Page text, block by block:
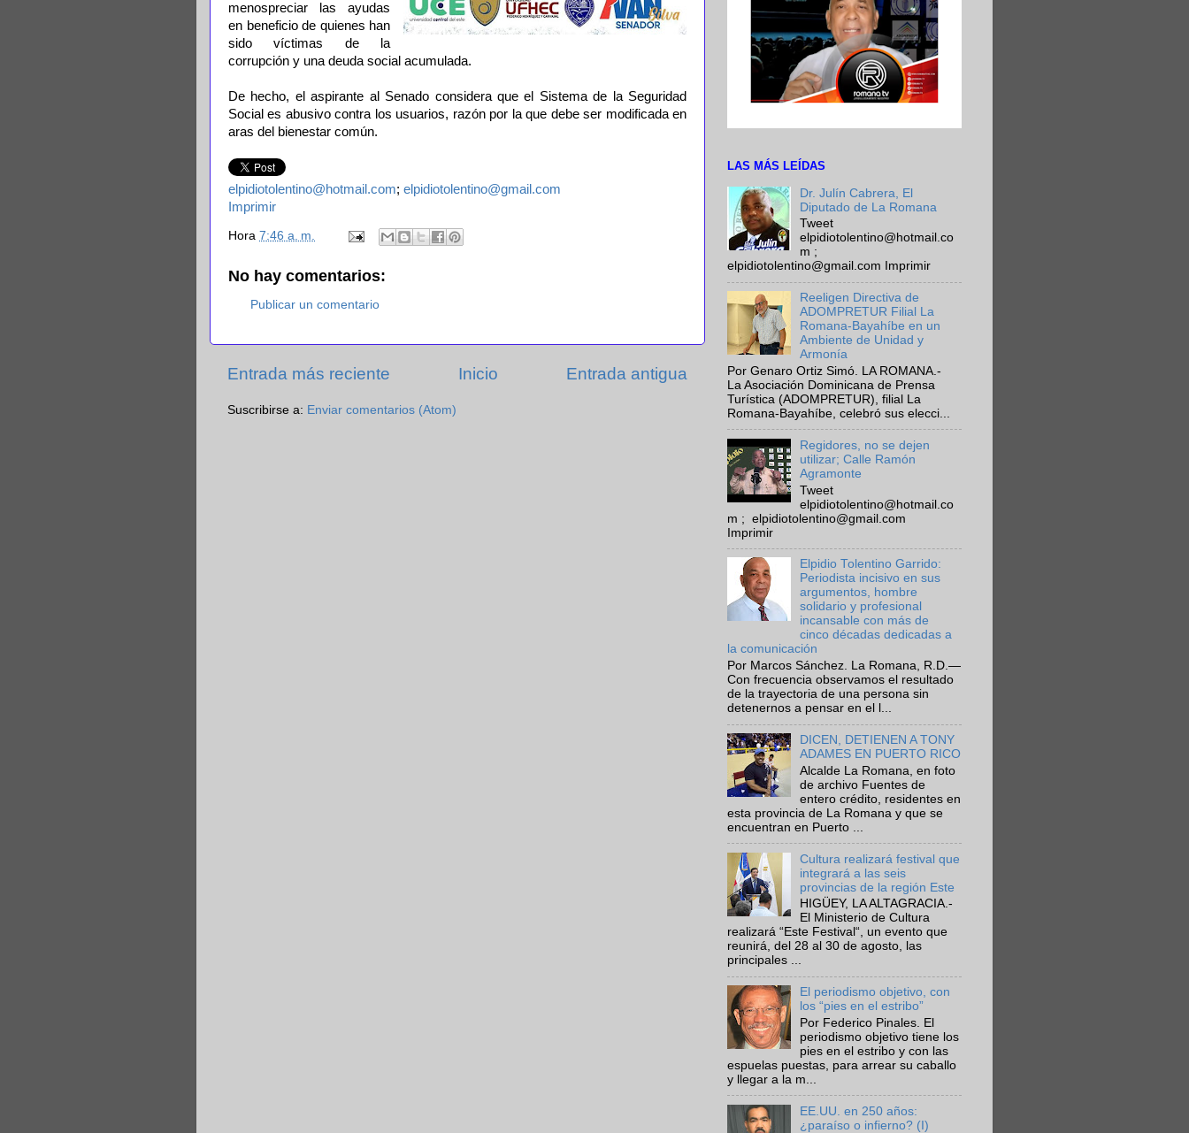
menospreciar las ayudas
en beneficio de quienes han
sido víctimas de la
corrupción y una deuda social acumulada.
De hecho, el aspirante al Senado considera que el Sistema de la Seguridad
Social es abusivo contra los usuarios, razón por la que debe ser modificada en
aras del bienestar común.
elpidiotolentino@hotmail.com; elpidiotolentino@gmail.com
Imprimir
Hora 7:46 a. m.
No hay comentarios:
Publicar un comentario
Entrada más reciente Entrada antigua
Inicio
Suscribirse a: Enviar comentarios (Atom)
LAS MÁS LEÍDAS
Dr. Julín Cabrera, El
Diputado de La Romana
Tweet
elpidiotolentino@hotmail.co
m ;
elpidiotolentino@gmail.com Imprimir
Reeligen Directiva de
ADOMPRETUR Filial La
Romana-Bayahíbe en un
Ambiente de Unidad y
Armonía
Por Genaro Ortiz Simó. LA ROMANA.-
La Asociación Dominicana de Prensa
Turística (ADOMPRETUR), filial La
Romana-Bayahíbe, celebró sus elecci...
Regidores, no se dejen
utilizar; Calle Ramón
Agramonte
Tweet
elpidiotolentino@hotmail.co
m ; elpidiotolentino@gmail.com
Imprimir
Elpidio Tolentino Garrido:
Periodista incisivo en sus
argumentos, hombre
solidario y profesional
incansable con más de
cinco décadas dedicadas a
la comunicación
Por Marcos Sánchez. La Romana, R.D.—
Con frecuencia observamos el resultado
de la trayectoria de una persona sin
detenernos a pensar en el l...
DICEN, DETIENEN A TONY
ADAMES EN PUERTO RICO
Alcalde La Romana, en foto
de archivo Fuentes de
entero crédito, residentes en
esta provincia de La Romana y que se
encuentran en Puerto ...
Cultura realizará festival que
integrará a las seis
provincias de la región Este
HIGÜEY, LA ALTAGRACIA.-
El Ministerio de Cultura
realizará “Este Festival“, un evento que
reunirá, del 28 al 30 de agosto, las
principales ...
El periodismo objetivo, con
los “pies en el estribo”
Por Federico Pinales. El
periodismo objetivo tiene los
pies en el estribo y con las
espuelas puestas, para arrear su caballo
y llegar a la m...
EE.UU. en 250 años:
¿paraíso o infierno? (I)